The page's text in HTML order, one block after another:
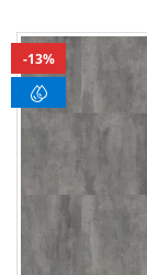
Zum
Ende
der
Bildergalerie
springen
13%